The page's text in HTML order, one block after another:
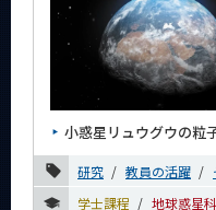
小惑星リュウグウの粒
研究 教員の活躍
学士課程
地球惑星
2021年
2020年
2019年
2017年